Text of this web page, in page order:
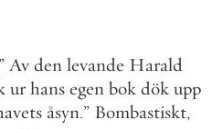
Av den levande Harald
ur hans egen bok dök upp
åsyn.” Bombastiskt,